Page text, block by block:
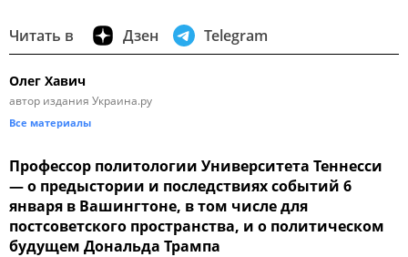
Читать в Дзен Telegram
Олег Хавич
автор издания Украина.ру
Все материалы
Профессор политологии Университета Теннесси
— о предыстории и последствиях событий 6
января в Вашингтоне, в том числе для
постсоветского пространства, и о политическом
будущем Дональда Трампа